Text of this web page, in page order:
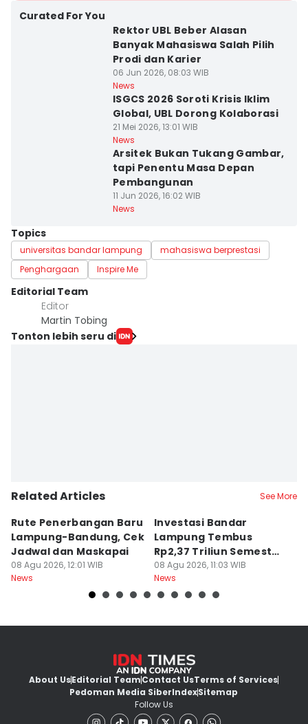
Curated For You
Rektor UBL Beber Alasan
Banyak Mahasiswa Salah Pilih
Prodi dan Karier
06 Jun 2026, 08:03 WIB
News
ISGCS 2026 Soroti Krisis Iklim
Global, UBL Dorong Kolaborasi
21 Mei 2026, 13:01 WIB
News
Arsitek Bukan Tukang Gambar,
tapi Penentu Masa Depan
Pembangunan
11 Jun 2026, 16:02 WIB
News
Topics
universitas bandar lampung
mahasiswa berprestasi
Penghargaan
Inspire Me
Editorial Team
Editor
Martin Tobing
Tonton lebih seru di
Related Articles See More
Rute Penerbangan Baru
Lampung-Bandung, Cek
Jadwal dan Maskapai
08 Agu 2026, 12:01 WIB
News
Investasi Bandar
Lampung Tembus
Rp2,37 Triliun Semester
I 2026
08 Agu 2026, 11:03 WIB
News
About UsEditorial TeamContact UsTerms of Services
Pedoman Media SiberIndexSitemap
Follow Us